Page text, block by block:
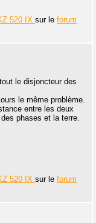
520 IX sur le forum
le disjoncteur des
le même problème.
entre les deux
phases et la terre.
520 IX sur le forum